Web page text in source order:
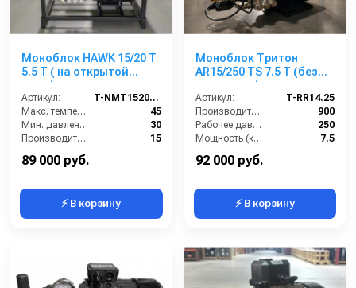
Моноблок HAWK 15/20 T
5.5 T ( на открытой
раме)
Артикул:
T-NMT1520RN
Макс. температура воды (°C):
45
Мин. давление (бар):
30
Производительность (л/мин):
15
Производительность (л/ч):
89 000 руб.
⚡ В корзину
Моноблок Тритон
AR15/250 TS 7.5 T (без
электрики)
Артикул:
T-RR14.25
Производительность (л/ч):
900
Рабочее давление (бар):
250
Мощность (кВт):
7.5
Электропитание (В):
92 000 руб.
⚡ В корзину